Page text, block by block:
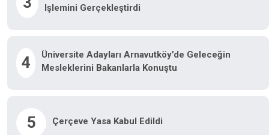
Işlemini Gerçekleştirdi
4
Üniversite Adayları Arnavutköy’de Geleceğin
Mesleklerini Bakanlarla Konuştu
5 Çerçeve Yasa Kabul Edildi